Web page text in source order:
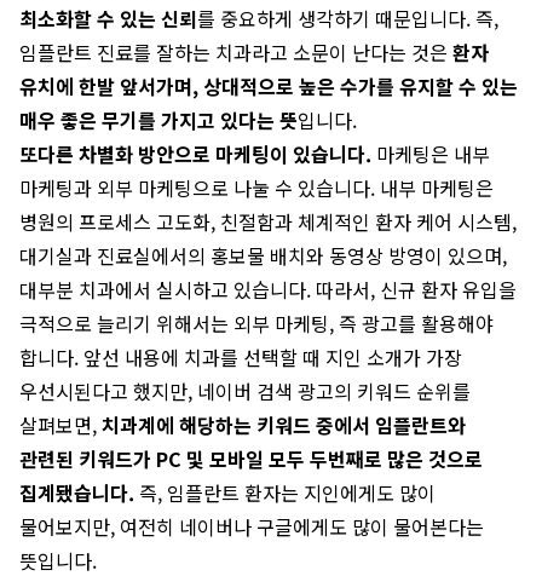
최소화할 수 있는 신뢰를 중요하게 생각하기 때문입니다. 즉,
임플란트 진료를 잘하는 치과라고 소문이 난다는 것은 환자
유치에 한발 앞서가며, 상대적으로 높은 수가를 유지할 수 있는
매우 좋은 무기를 가지고 있다는 뜻입니다.
또다른 차별화 방안으로 마케팅이 있습니다. 마케팅은 내부
마케팅과 외부 마케팅으로 나눌 수 있습니다. 내부 마케팅은
병원의 프로세스 고도화, 친절함과 체계적인 환자 케어 시스템,
대기실과 진료실에서의 홍보물 배치와 동영상 방영이 있으며,
대부분 치과에서 실시하고 있습니다. 따라서, 신규 환자 유입을
극적으로 늘리기 위해서는 외부 마케팅, 즉 광고를 활용해야
합니다. 앞선 내용에 치과를 선택할 때 지인 소개가 가장
우선시된다고 했지만, 네이버 검색 광고의 키워드 순위를
살펴보면,치과계에 해당하는 키워드 중에서 임플란트와
관련된 키워드가 PC 및 모바일 모두 두번째로 많은 것으로
집계됐습니다. 즉, 임플란트 환자는 지인에게도 많이
물어보지만, 여전히 네이버나 구글에게도 많이 물어본다는
뜻입니다.